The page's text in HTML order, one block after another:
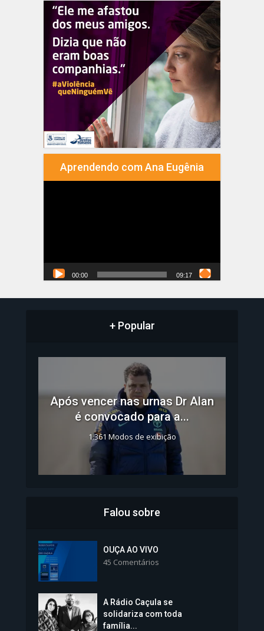
Aprendendo com Ana Eugênia
00:00 09:17
+ Popular
Após vencer nas urnas Dr Alan
é convocado para a...
1.361 Modos de exibição
Colégios da Polícia...
Falou sobre
OUÇA AO VIVO
45 Comentários
A Rádio Caçula se
solidariza com toda
família...